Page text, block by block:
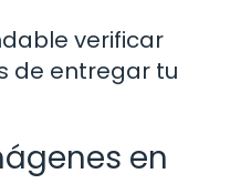
verificar
de entregar tu
en